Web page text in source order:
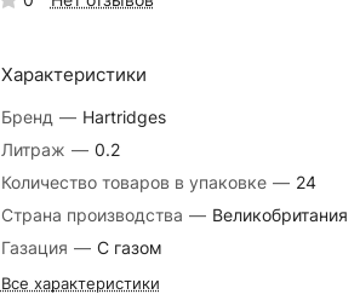
Характеристики
Бренд — Hartridges
Литраж — 0.2
Количество товаров в упаковке — 24
Страна производства — Великобритания
Газация — С газом
Все характеристики